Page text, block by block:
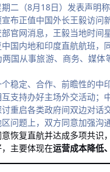
二（8月18日）发表声明
布正值中国外长王毅访问
官网消息，王毅当地时间
国内地和印度直航航班，
国从事旅游、商务、媒
稳定、合作、前瞻性的中
支持办好主场外交活动；
重启各类政府间双边对话
问题上，双方同意加强沟
恢复直航并达成多项共识
主要体现在运营成本降低